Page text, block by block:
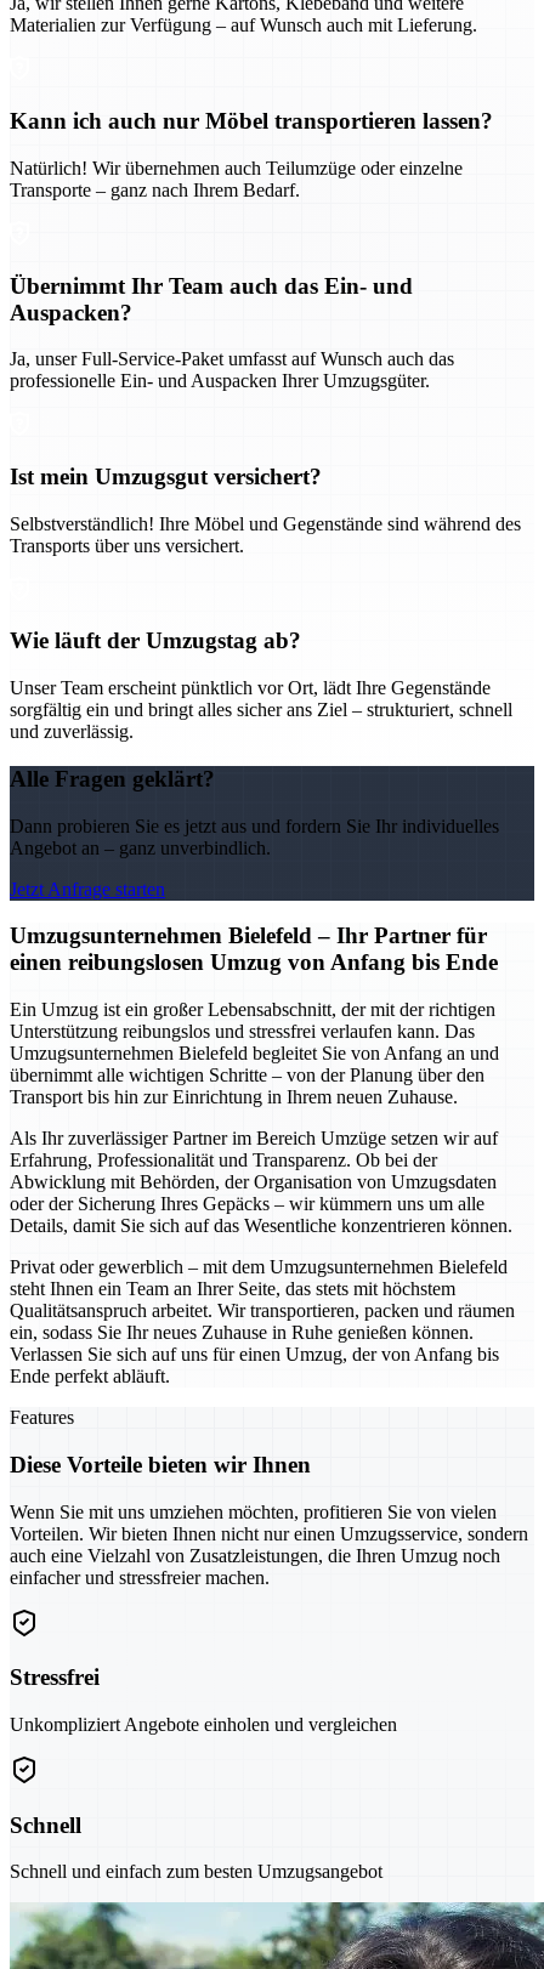
Materialien zur Verfügung – auf Wunsch auch mit Lieferung.
Kann ich auch nur Möbel transportieren lassen?
Natürlich! Wir übernehmen auch Teilumzüge oder einzelne
Transporte – ganz nach Ihrem Bedarf.
Übernimmt Ihr Team auch das Ein- und
Auspacken?
Ja, unser Full-Service-Paket umfasst auf Wunsch auch das
professionelle Ein- und Auspacken Ihrer Umzugsgüter.
Ist mein Umzugsgut versichert?
Selbstverständlich! Ihre Möbel und Gegenstände sind während des
Transports über uns versichert.
Wie läuft der Umzugstag ab?
Unser Team erscheint pünktlich vor Ort, lädt Ihre Gegenstände
sorgfältig ein und bringt alles sicher ans Ziel – strukturiert, schnell
und zuverlässig.
Alle Fragen geklärt?
Dann probieren Sie es jetzt aus und fordern Sie Ihr individuelles
Angebot an – ganz unverbindlich.
Jetzt Anfrage starten
Umzugsunternehmen Bielefeld – Ihr Partner für
einen reibungslosen Umzug von Anfang bis Ende
Ein Umzug ist ein großer Lebensabschnitt, der mit der richtigen
Unterstützung reibungslos und stressfrei verlaufen kann. Das
Umzugsunternehmen Bielefeld begleitet Sie von Anfang an und
übernimmt alle wichtigen Schritte – von der Planung über den
Transport bis hin zur Einrichtung in Ihrem neuen Zuhause.
Als Ihr zuverlässiger Partner im Bereich Umzüge setzen wir auf
Erfahrung, Professionalität und Transparenz. Ob bei der
Abwicklung mit Behörden, der Organisation von Umzugsdaten
oder der Sicherung Ihres Gepäcks – wir kümmern uns um alle
Details, damit Sie sich auf das Wesentliche konzentrieren können.
Privat oder gewerblich – mit dem Umzugsunternehmen Bielefeld
steht Ihnen ein Team an Ihrer Seite, das stets mit höchstem
Qualitätsanspruch arbeitet. Wir transportieren, packen und räumen
ein, sodass Sie Ihr neues Zuhause in Ruhe genießen können.
Verlassen Sie sich auf uns für einen Umzug, der von Anfang bis
Ende perfekt abläuft.
Features
Diese Vorteile bieten wir Ihnen
Wenn Sie mit uns umziehen möchten, profitieren Sie von vielen
Vorteilen. Wir bieten Ihnen nicht nur einen Umzugsservice, sondern
auch eine Vielzahl von Zusatzleistungen, die Ihren Umzug noch
einfacher und stressfreier machen.
Stressfrei
Unkompliziert Angebote einholen und vergleichen
Schnell
Schnell und einfach zum besten Umzugsangebot